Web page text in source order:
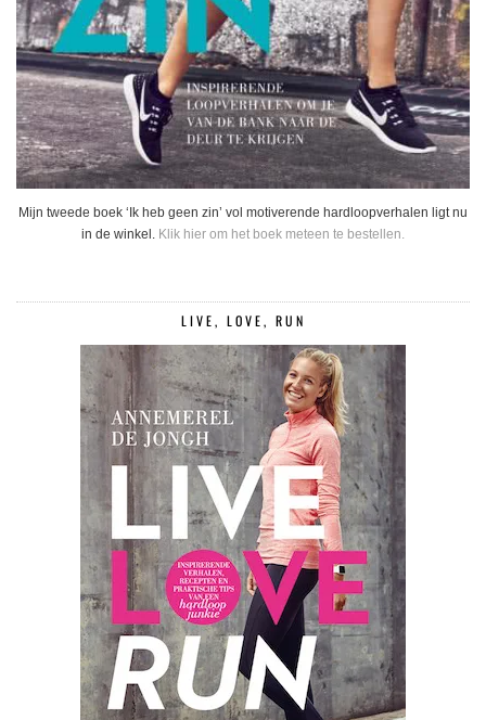
Mijn tweede boek ‘Ik heb geen zin’ vol motiverende hardloopverhalen ligt nu
in de winkel. Klik hier om het boek meteen te bestellen.
LIVE, LOVE, RUN